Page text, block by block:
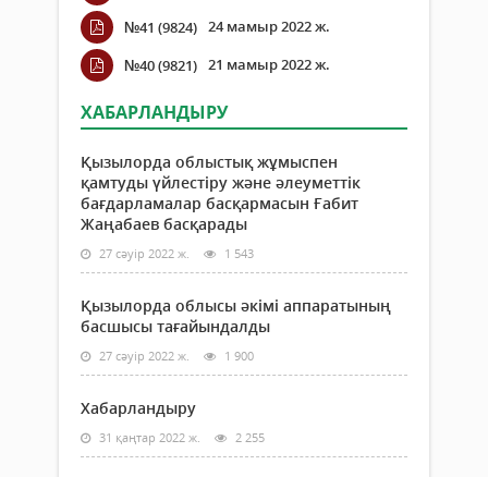
№41 (9824) 24 мамыр 2022 ж.
№40 (9821) 21 мамыр 2022 ж.
ХАБАРЛАНДЫРУ
Қызылорда облыстық жұмыспен
қамтуды үйлестіру және әлеуметтік
бағдарламалар басқармасын Ғабит
Жаңабаев басқарады
27 сәуір 2022 ж. 1 543
Қызылорда облысы әкімі аппаратының
басшысы тағайындалды
27 сәуір 2022 ж. 1 900
Хабарландыру
31 қаңтар 2022 ж. 2 255